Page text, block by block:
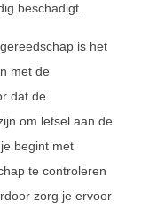
beschadigt.
is het
met de
dat de
om letsel aan de
begint met
te controleren
zorg je ervoor